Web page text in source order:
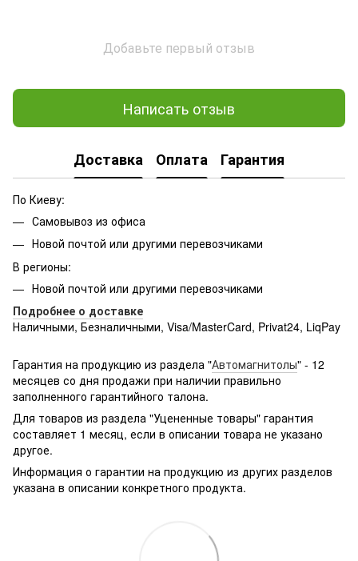
Добавьте первый отзыв
Написать отзыв
Доставка Оплата Гарантия
По Киеву:
Самовывоз из офиса
Новой почтой или другими перевозчиками
В регионы:
Новой почтой или другими перевозчиками
Подробнее о доставке
Наличными, Безналичными, Visa/MasterCard, Privat24, LiqPay
g361hhadsek/p3316040/#
Гарантия на продукцию из раздела "Автомагнитолы" - 12
месяцев со дня продажи при наличии правильно
заполненного гарантийного талона.
Для товаров из раздела "Уцененные товары" гарантия
составляет 1 месяц, если в описании товара не указано
другое.
Информация о гарантии на продукцию из других разделов
указана в описании конкретного продукта.